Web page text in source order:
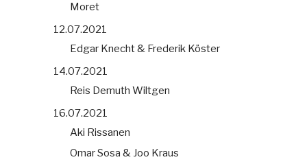
Moret
12.07.2021
Edgar Knecht & Frederik Köster
14.07.2021
Reis Demuth Wiltgen
16.07.2021
Aki Rissanen
Omar Sosa & Joo Kraus